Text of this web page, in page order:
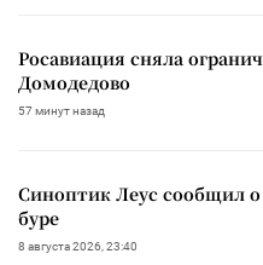
Росавиация сняла
Домодедово
57 минут назад
Синоптик Леус сообщил
буре
8 августа 2026, 23:40